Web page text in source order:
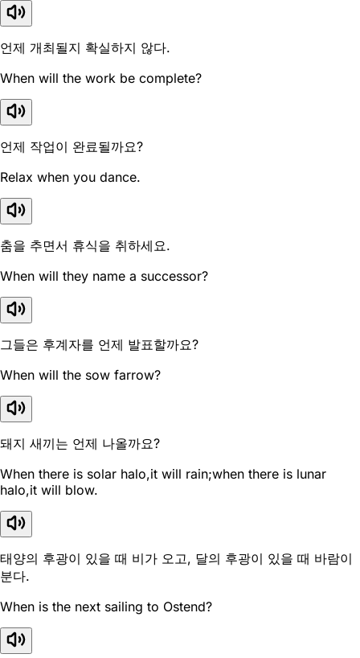
언제 개최될지 확실하지 않다.
When will the work be complete?
언제 작업이 완료될까요?
Relax when you dance.
춤을 추면서 휴식을 취하세요.
When will they name a successor?
그들은 후계자를 언제 발표할까요?
When will the sow farrow?
돼지 새끼는 언제 나올까요?
When there is solar halo,it will rain;when there is lunar
halo,it will blow.
태양의 후광이 있을 때 비가 오고, 달의 후광이 있을 때 바람이
분다.
When is the next sailing to Ostend?